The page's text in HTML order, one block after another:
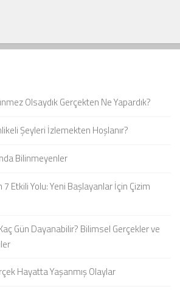
Olsaydık Gerçekten Ne Yapardık?
Şeyleri İzlemekten Hoşlanır?
Bilinmeyenler
Etkili Yolu: Yeni Başlayanlar İçin Çizim
Gün Dayanabilir? Bilimsel Gerçekler ve
Hayatta Yaşanmış Olaylar